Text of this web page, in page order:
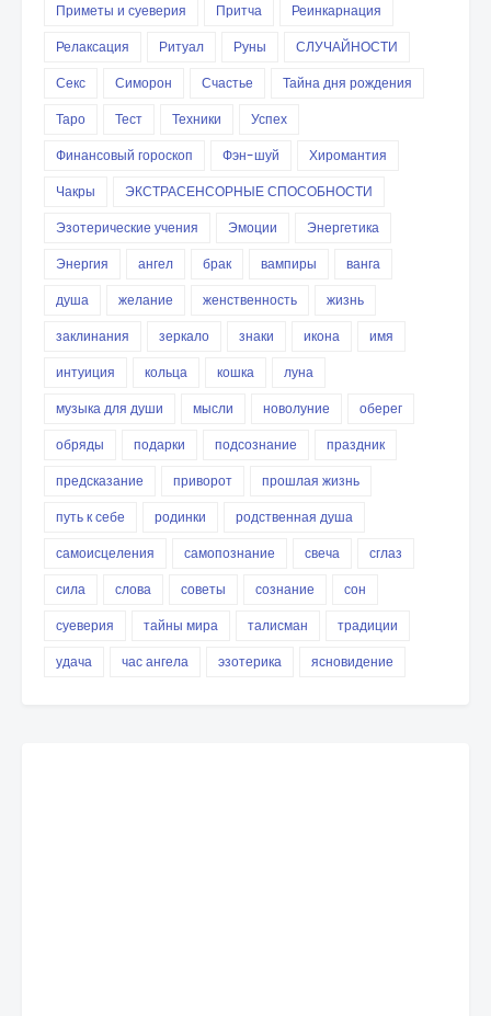
Приметы и суеверия
Притча
Реинкарнация
Релаксация
Ритуал Руны
СЛУЧАЙНОСТИ
Секс
Симорон Счастье
Тайна дня рождения
Таро
Тест Техники
Успех
Финансовый гороскоп
Фэн-шуй
Хиромантия
Чакры
ЭКСТРАСЕНСОРНЫЕ СПОСОБНОСТИ
Эзотерические учения
Эмоции
Энергетика
Энергия
ангел брак вампиры
ванга
душа
желание женственность
жизнь
заклинания
зеркало знаки икона
имя
интуиция
кольца кошка
луна
музыка для души
мысли новолуние
оберег
обряды
подарки подсознание
праздник
предсказание
приворот
прошлая жизнь
путь к себе
родинки
родственная душа
самоисцеления
самопознание свеча
сглаз
сила
слова советы сознание
сон
суеверия
тайны мира талисман
традиции
удача
час ангела эзотерика ясновидение